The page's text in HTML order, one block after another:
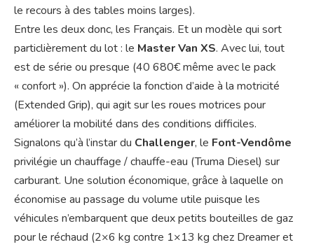
le recours à des tables moins larges).
Entre les deux donc, les Français. Et un modèle qui sort
particlièrement du lot : le Master Van XS. Avec lui, tout
est de série ou presque (40 680€ même avec le pack
« confort »). On apprécie la fonction d’aide à la motricité
(Extended Grip), qui agit sur les roues motrices pour
améliorer la mobilité dans des conditions difficiles.
Signalons qu’à l’instar du Challenger, le Font-Vendôme
privilégie un chauffage / chauffe-eau (Truma Diesel) sur
carburant. Une solution économique, grâce à laquelle on
économise au passage du volume utile puisque les
véhicules n’embarquent que deux petits bouteilles de gaz
pour le réchaud (2×6 kg contre 1×13 kg chez Dreamer et